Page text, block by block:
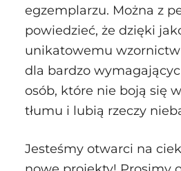
egzemplarzu. Można z
powiedzieć, że dzięki
unikatowemu
dla bardzo
osób, które nie boją się
tłumu i lubią rzeczy
Jesteśmy otwarci na